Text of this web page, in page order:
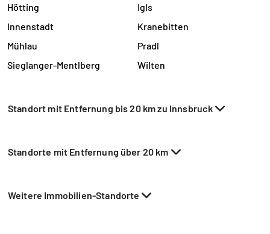
Hötting
Igls
Innenstadt
Kranebitten
Mühlau
Pradl
Sieglanger-Mentlberg
Wilten
Standort mit Entfernung bis 20 km zu Innsbruck
Standorte mit Entfernung über 20 km
Weitere Immobilien-Standorte